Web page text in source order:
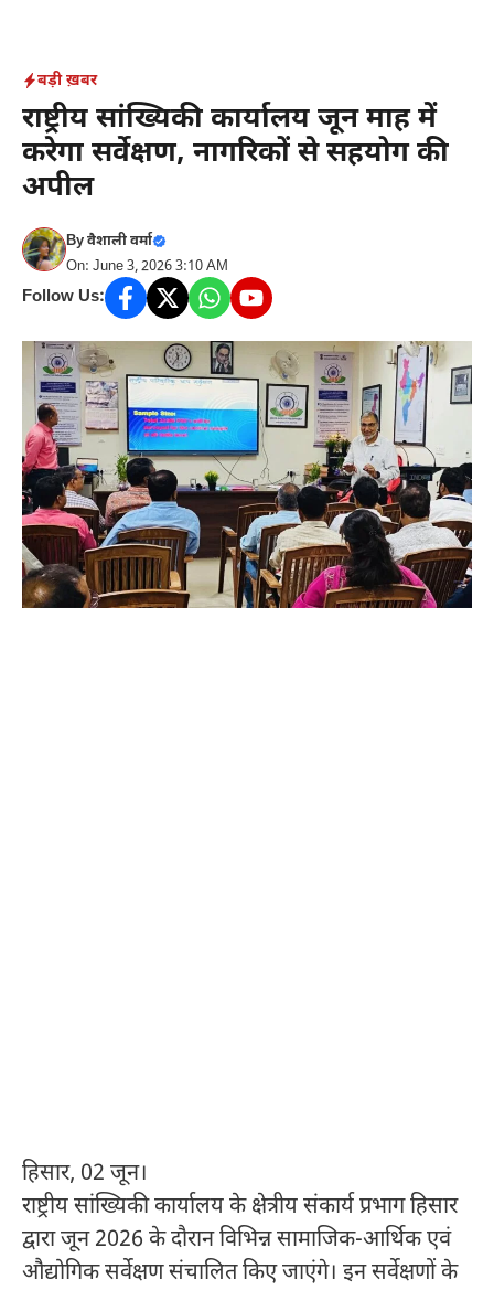
content
बड़ी ख़बर
राष्ट्रीय सांख्यिकी कार्यालय जून माह में
करेगा सर्वेक्षण, नागरिकों से सहयोग की
अपील
Byवैशाली वर्मा
On: June 3, 2026 3:10 AM
Follow Us:
हिसार, 02 जून।
राष्ट्रीय सांख्यिकी कार्यालय के क्षेत्रीय संकार्य प्रभाग हिसार
द्वारा जून 2026 के दौरान विभिन्न सामाजिक-आर्थिक एवं
औद्योगिक सर्वेक्षण संचालित किए जाएंगे। इन सर्वेक्षणों के